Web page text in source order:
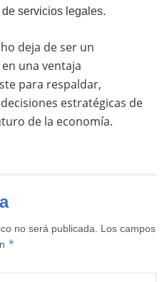
servicios legales.
deja de ser un
una ventaja
para respaldar,
estratégicas de
de la economía.
no será publicada.
Los campos
*